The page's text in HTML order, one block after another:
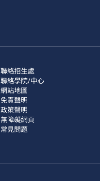
聯絡招生處
聯絡學院/中心
網站地圖
免責聲明
政策聲明
無障礙網頁
常見問題